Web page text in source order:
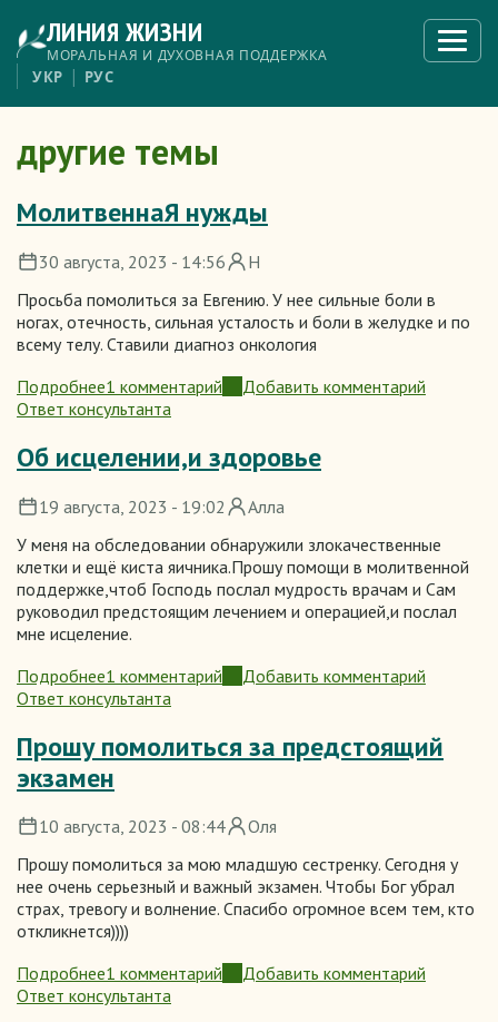
основному
содержанию
ЛИНИЯ ЖИЗНИ
МОРАЛЬНАЯ И ДУХОВНАЯ ПОДДЕРЖКА
меню
УКР РУС
другие темы
МолитвеннаЯ нужды
30 августа, 2023 - 14:56
Н
Просьба помолиться за Евгению. У нее сильные боли в
ногах, отечность, сильная усталость и боли в желудке и по
всему телу. Ставили диагноз онкология
Подробнее
о
МолитвеннаЯ
нужды
1 комментарий
Добавить комментарий
Ответ консультанта
Об исцелении,и здоровье
19 августа, 2023 - 19:02
Алла
У меня на обследовании обнаружили злокачественные
клетки и ещё киста яичника.Прошу помощи в молитвенной
поддержке,чтоб Господь послал мудрость врачам и Сам
руководил предстоящим лечением и операцией,и послал
мне исцеление.
Подробнее
о
Об
здоровье
1 комментарий
Добавить комментарий
Ответ консультанта
Прошу помолиться за предстоящий
экзамен
10 августа, 2023 - 08:44
Оля
Прошу помолиться за мою младшую сестренку. Сегодня у
нее очень серьезный и важный экзамен. Чтобы Бог убрал
страх, тревогу и волнение. Спасибо огромное всем тем, кто
откликнется))))
Подробнее
о
Прошу
1 комментарий
Добавить комментарий
Ответ консультанта